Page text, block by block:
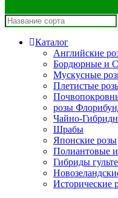
Каталог
Английские
Бордюрные и
Мускусные
Плетистые
розы
Чайно-
Шрабы
Японские розы
Полиантовые
Гибриды
Исторические